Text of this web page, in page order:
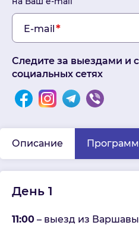
E-mail
Следите за выездами и
социальных сетях
Описание
День 1
11:00 – выезд из Варшавы